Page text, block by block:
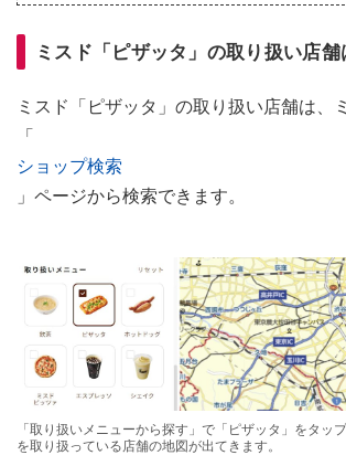
ミスド「ピザッタ」の取り扱い店舗
ミスド「ピザッタ」の取り扱い店舗は、
「
ショップ検索
」ページから検索できます。
「取り扱いメニューから探す」で「ピザッタ」をタッ
を取り扱っている店舗の地図が出てきます。